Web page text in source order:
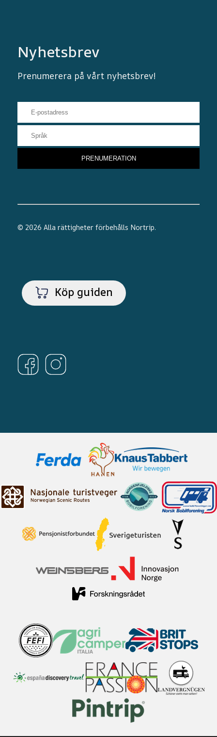
Nyhetsbrev
Prenumerera på vårt nyhetsbrev!
© 2026 Alla rättigheter förbehålls Nortrip.
Köp guiden